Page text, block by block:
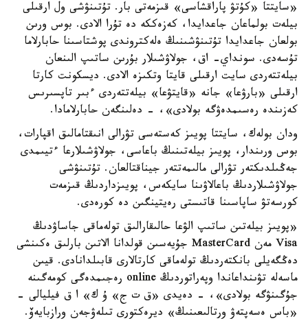
«سايتتا «كۇتۋ پاراقشاسى» قىزمەتى بار. تۇتىنۋشى ول ارقىلى
بيلەت بولماعان جاعدايدا، كەزەككە دە تۇرا الادى. بوس ورىن
بولعان جاعدايدا تۇتىنۋشىنىڭ ەلەكتروندى پوشتاسىنا حابارلاما
تۇسەدى. سونداي- اق، جولاۋشىلار بۇرىن ساتىپ الىنعان
بيلەتتەردى سايت ارقىلى قايتا وتكىزە الادى. ديسكونت كارتا
ارقىلى «بارۋعا» جانە «قايتۋعا» بيلەتتەردى ءبىر تاپسىرىس
كەزىندە رەسىمدەۋگە بولادى»، - دەلىنگەن حابارلامادا.
ودان بولەك، سايتتا پويىز كەستەسى تۋرالى انىقتامالىق اقپارات،
بوس ورىندار، پويىز بيلەتىنىڭ باعاسى، جولاۋشىلارعا ءتيىمدى
جەڭىلدىكتەر تۋرالى مالىمەتتەر جيناقتالعان. تۇتىنۋشى
جولاۋشىلاردىڭ باعالاۋىنا سايكەس، پويىزداردىڭ قىزمەت
كورسەتۋ ساپاسىنا قاتىستى رەيتينگىن دە كورەدى.
«پويىز بيلەتىن ساتىپ الۋعا حالىقارالىق تولەماقى جاساۋدىڭ
Visa مەن MasterCard جۇيەسىن قولدانا الاتىن بارلىق ەكىنشى
دەڭگەيلى بانكتەردىڭ تولەماقى كارتالارى قابىلدانادى. قيىن
ماسەلە تۋىنداعاندا وپەراتوردىڭ online رەجىمدەگى كومەگىنە
جۇگىنۋگە بولادى»، - دەيدى «ق ت ج» ۇ ك» ا ق فيليالى -
«باس ەسەپتەۋ ورتالىعىنىڭ» ديرەكتورى تىلەۋجەن ورازبايەۆ.